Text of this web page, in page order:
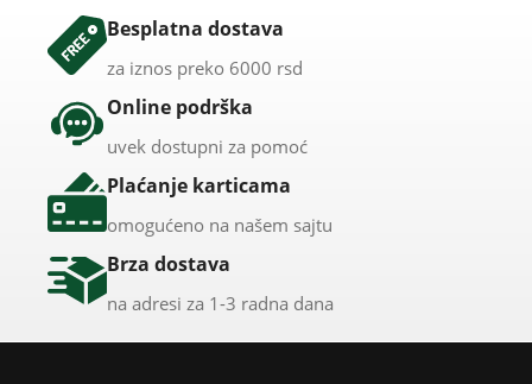
Besplatna dostava
za iznos preko 6000 rsd
Online podrška
uvek dostupni za pomoć
Plaćanje karticama
omogućeno na našem sajtu
Brza dostava
na adresi za 1-3 radna dana